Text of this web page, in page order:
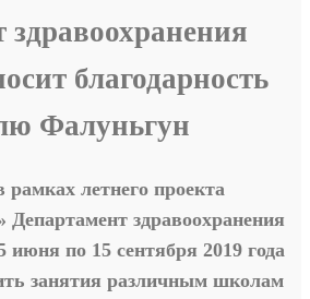
здравоохранения
благодарность
Фалуньгун
рамках летнего проекта
Департамент здравоохранения
по 15 сентября 2019 года
занятия различным школам